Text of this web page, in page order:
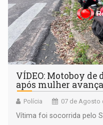
VÍDEO: Motoboy
após mulher
Polícia 07 de Agosto
Vítima foi socorrida pelo